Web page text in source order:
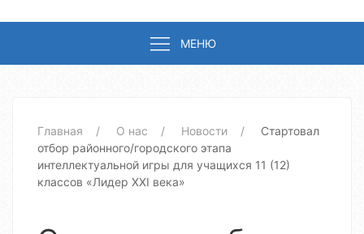
МЕНЮ
Главная О нас Новости
Стартовал
отбор районного/городского этапа
интеллектуальной игры для учащихся 11 (12)
классов «Лидер ХХІ века»